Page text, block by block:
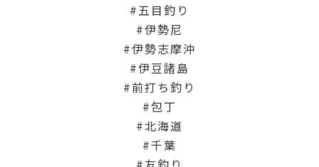
五目釣り
伊勢尼
伊勢志摩沖
伊豆諸島
前打ち釣り
包丁
北海道
千葉